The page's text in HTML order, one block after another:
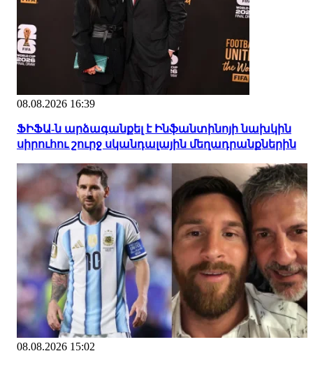
08.08.2026 16:39
ՖԻՖԱ-ն արձագանքել է Ինֆանտինոյի նախկին
սիրուհու շուրջ սկանդալային մեղադրանքներին
08.08.2026 15:02